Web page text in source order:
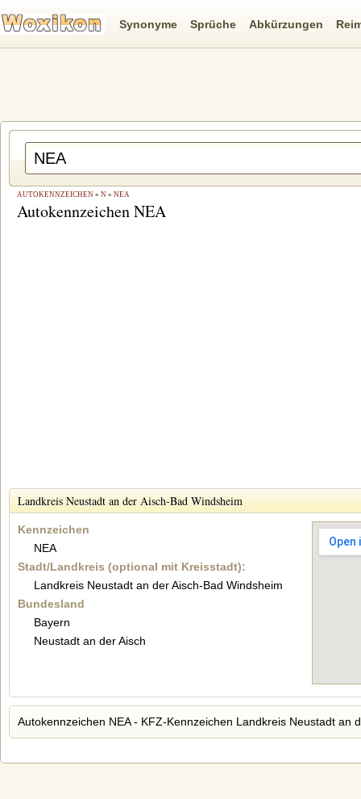
AUTOKENNZEICHEN » N » NEA
Autokennzeichen NEA
Landkreis Neustadt an der Aisch-Bad Windsheim
Kennzeichen
NEA
Stadt/Landkreis (optional mit Kreisstadt):
Landkreis Neustadt an der Aisch-Bad Windsheim
Bundesland
Bayern
Neustadt an der Aisch
Autokennzeichen NEA - KFZ-Kennzeichen Landkreis Neustadt an
Synonyme Sprüche Abkürzungen